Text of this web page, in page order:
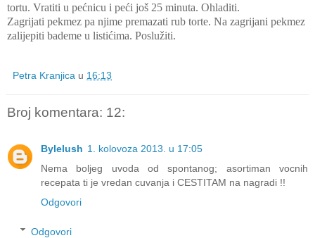
tortu. Vratiti u pećnicu i peći još 25 minuta. Ohladiti.
Zagrijati pekmez pa njime premazati rub torte. Na zagrijani pekmez
zalijepiti bademe u listićima. Poslužiti.
Petra Kranjica u 16:13
Broj komentara: 12:
Bylelush 1. kolovoza 2013. u 17:05
Nema boljeg uvoda od spontanog; asortiman vocnih
recepata ti je vredan cuvanja i CESTITAM na nagradi !!
Odgovori
Odgovori